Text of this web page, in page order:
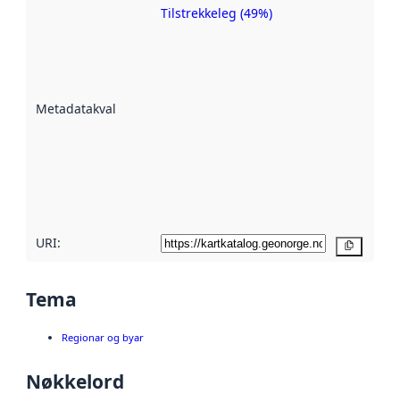
Metadatakvalitet
Metadatakvalitet
Tilstrekkeleg (49%)
URI:
Tema
Regionar og byar
Nøkkelord